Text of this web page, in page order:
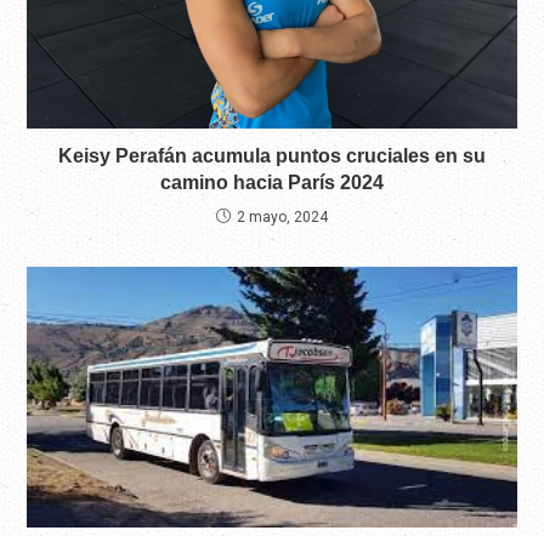
Keisy Perafán acumula puntos cruciales en su
camino hacia París 2024
2 mayo, 2024